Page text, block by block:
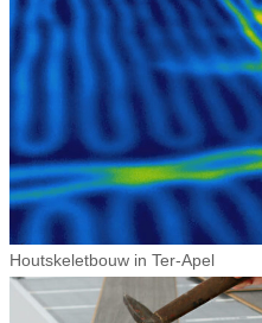
Houtskeletbouw in Ter-Apel